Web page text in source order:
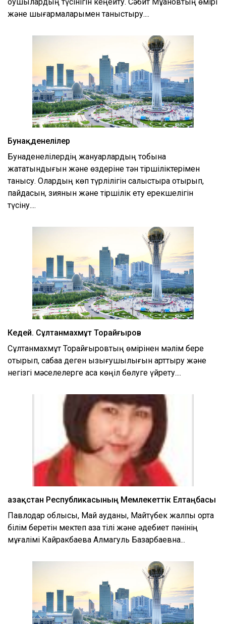
және шығармаларымен таныстыру....
Бунақденелілер
Бунақденелілердің жануарлардың тобына
жататындығын және өздеріне тән тіршіліктерімен
танысу. Олардың көп түрлілігін салыстыра отырып,
пайдасын, зиянын және тіршілік ету ерекшелігін
түсіну....
Кедей. Сұлтанмахмұт Торайғыров
Сұлтанмахмұт Торайғыровтың өмірінен мәлім бере
отырып, сабаққа деген қызығушылығын арттыру және
негізгі мәселелерге аса көңіл бөлуге үйрету....
Қазақстан Республикасының Мемлекеттік Елтаңбасы
Павлодар облысы, Май ауданы, Майтүбек жалпы орта
білім беретін мектеп қазақ тілі және әдебиет пәнінің
мұғалімі Кайракбаева Алмагуль Базарбаевна...